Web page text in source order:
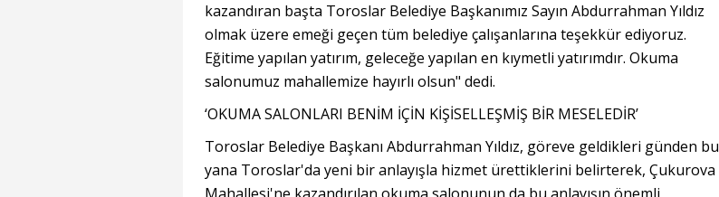
kazandıran başta Toroslar Belediye Başkanımız Sayın Abdurrahman Yıldız
olmak üzere emeği geçen tüm belediye çalışanlarına teşekkür ediyoruz.
Eğitime yapılan yatırım, geleceğe yapılan en kıymetli yatırımdır. Okuma
salonumuz mahallemize hayırlı olsun" dedi.
‘OKUMA SALONLARI BENİM İÇİN KİŞİSELLEŞMİŞ BİR MESELEDİR’
Toroslar Belediye Başkanı Abdurrahman Yıldız, göreve geldikleri günden bu
yana Toroslar'da yeni bir anlayışla hizmet ürettiklerini belirterek, Çukurova